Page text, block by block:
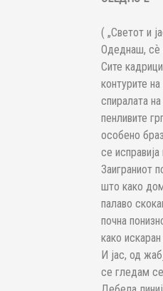
( „Светот и
Одеднаш, сѐ
Сите
контурите
спиралата
пенливите
особено
се
Заиграниот
што како
палаво
почна
како
И јас, од
се гледам